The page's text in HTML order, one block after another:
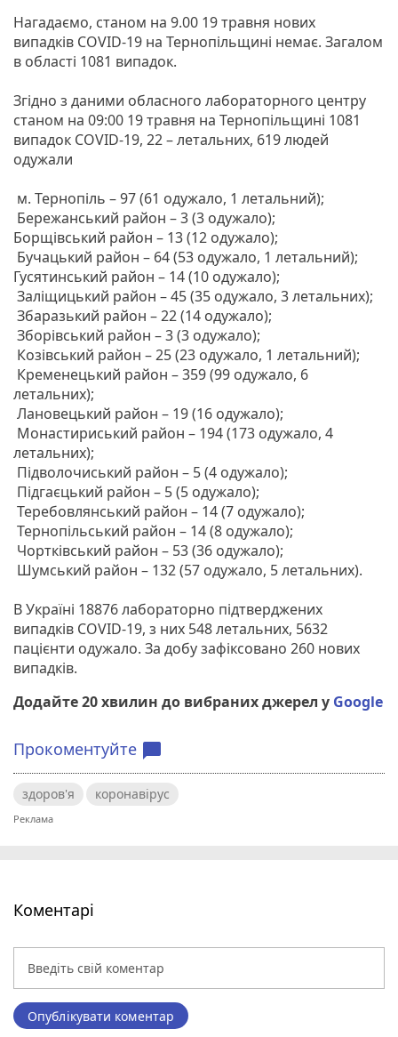
Нагадаємо, станом на 9.00 19 травня нових
випадків COVID-19 на Тернопільщині немає. Загалом
в області 1081 випадок.
Згідно з даними обласного лабораторного центру
станом на 09:00 19 травня на Тернопільщині 1081
випадок COVID-19, 22 – летальних, 619 людей
одужали
м. Тернопіль – 97 (61 одужало, 1 летальний);
Бережанський район – 3 (3 одужало);
Борщівський район – 13 (12 одужало);
Бучацький район – 64 (53 одужало, 1 летальний);
Гусятинський район – 14 (10 одужало);
Заліщицький район – 45 (35 одужало, 3 летальних);
Збаразький район – 22 (14 одужало);
Зборівський район – 3 (3 одужало);
Козівський район – 25 (23 одужало, 1 летальний);
Кременецький район – 359 (99 одужало, 6
летальних);
Лановецький район – 19 (16 одужало);
Монастириський район – 194 (173 одужало, 4
летальних);
Підволочиський район – 5 (4 одужало);
Підгаєцький район – 5 (5 одужало);
Теребовлянський район – 14 (7 одужало);
Тернопільський район – 14 (8 одужало);
Чортківський район – 53 (36 одужало);
Шумський район – 132 (57 одужало, 5 летальних).
В Україні 18876 лабораторно підтверджених
випадків COVID-19, з них 548 летальних, 5632
пацієнти одужало. За добу зафіксовано 260 нових
випадків.
Додайте 20 хвилин до вибраних джерел у Google
Прокоментуйте chat_bubble
здоров'я коронавірус
Коментарі
Опублікувати коментар